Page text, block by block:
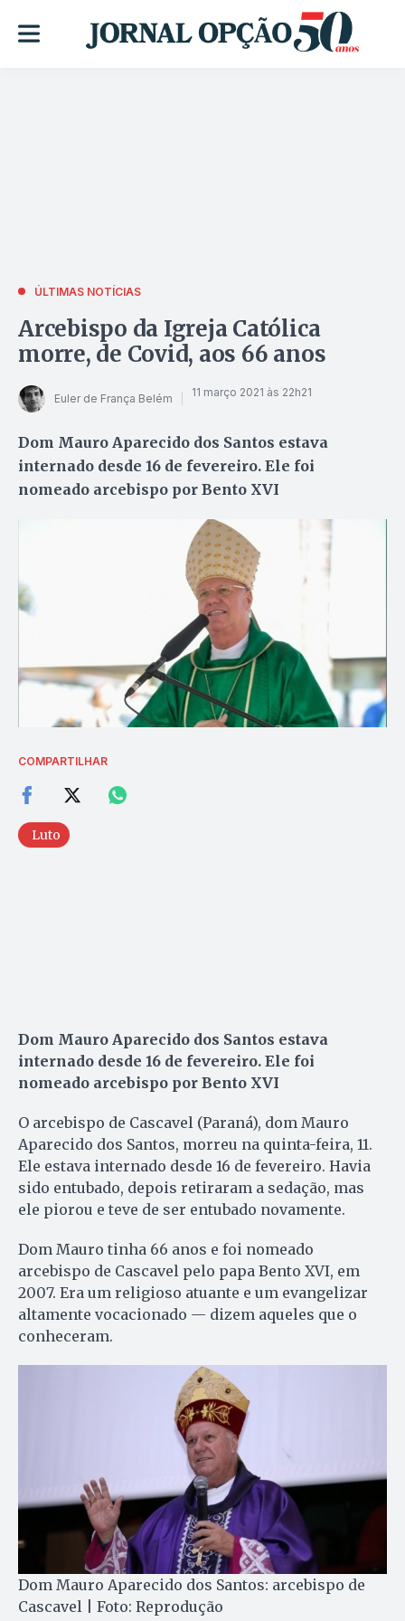
ÚLTIMAS NOTÍCIAS
Arcebispo da Igreja Católica
morre, de Covid, aos 66 anos
Euler de França Belém 11 março 2021 às 22h21
Dom Mauro Aparecido dos Santos estava
internado desde 16 de fevereiro. Ele foi
nomeado arcebispo por Bento XVI
COMPARTILHAR
Luto
Dom Mauro Aparecido dos Santos estava
internado desde 16 de fevereiro. Ele foi
nomeado arcebispo por Bento XVI
O arcebispo de Cascavel (Paraná), dom Mauro
Aparecido dos Santos, morreu na quinta-feira, 11.
Ele estava internado desde 16 de fevereiro. Havia
sido entubado, depois retiraram a sedação, mas
ele piorou e teve de ser entubado novamente.
Dom Mauro tinha 66 anos e foi nomeado
arcebispo de Cascavel pelo papa Bento XVI, em
2007. Era um religioso atuante e um evangelizar
altamente vocacionado — dizem aqueles que o
conheceram.
Dom Mauro Aparecido dos Santos: arcebispo de
Cascavel | Foto: Reprodução